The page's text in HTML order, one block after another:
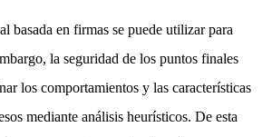
basada en firmas se puede utilizar para
la seguridad de los puntos finales
los comportamientos y las características
mediante análisis heurísticos. De esta